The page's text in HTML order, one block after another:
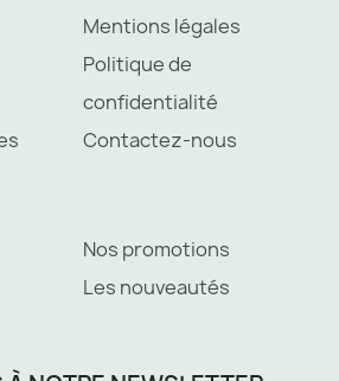
Mentions légales
Politique de
confidentialité
Contactez-nous
Nos promotions
Les nouveautés